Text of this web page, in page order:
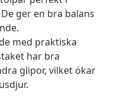
ger en bra balans
med praktiska
har bra
glipor, vilket ökar